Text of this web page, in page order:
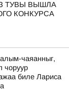
ТУВЫ ВЫШЛА
КОНКУРСА
чаяанныг,
чоруур
биле Лариса